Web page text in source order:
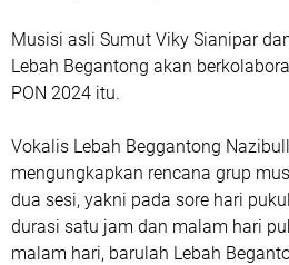
Musisi asli Sumut Viky Sianipar
Lebah Begantong akan
PON 2024 itu.
Vokalis Lebah Beggantong
mengungkapkan rencana grup
dua sesi, yakni pada sore hari
durasi satu jam dan malam hari
malam hari, barulah Lebah